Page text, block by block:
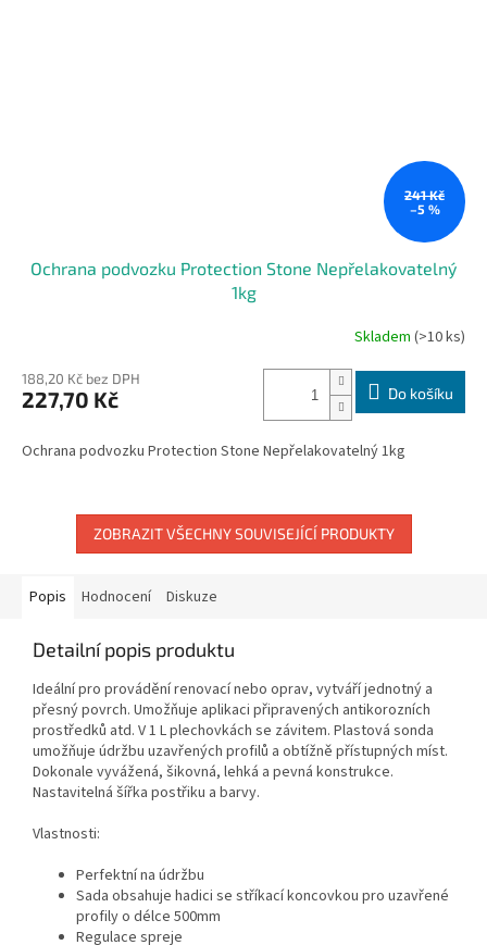
241 Kč
–5 %
Ochrana podvozku Protection Stone Nepřelakovatelný
1kg
Skladem (>10 ks)
188,20 Kč bez DPH
227,70 Kč Do košíku
Ochrana podvozku Protection Stone Nepřelakovatelný 1kg
ZOBRAZIT VŠECHNY SOUVISEJÍCÍ PRODUKTY
Popis Hodnocení Diskuze
Detailní popis produktu
Ideální pro provádění renovací nebo oprav, vytváří jednotný a
přesný povrch. Umožňuje aplikaci připravených antikorozních
prostředků atd. V 1 L plechovkách se závitem. Plastová sonda
umožňuje údržbu uzavřených profilů a obtížně přístupných míst.
Dokonale vyvážená, šikovná, lehká a pevná konstrukce.
Nastavitelná šířka postřiku a barvy.
Vlastnosti:
Perfektní na údržbu
Sada obsahuje hadici se stříkací koncovkou pro uzavřené
profily o délce 500mm
Regulace spreje